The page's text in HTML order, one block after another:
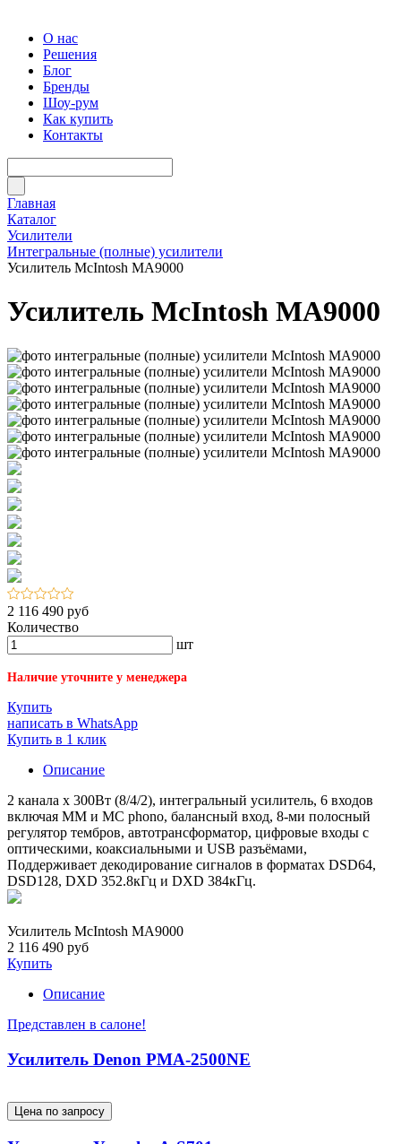
О нас
Решения
Блог
Бренды
Шоу-рум
Как купить
Контакты
Главная
Каталог
Усилители
Интегральные (полные) усилители
Усилитель McIntosh MA9000
Усилитель McIntosh MA9000
2 116 490 руб
Количество
шт
Наличие уточните у менеджера
Купить
написать в WhatsApp
Купить в 1 клик
Описание
2 канала x 300Вт (8/4/2), интегральный усилитель, 6 входов
включая MM и MC phono, балансный вход, 8-ми полосный
регулятор тембров, автотрансформатор, цифровые входы с
оптическими, коаксиальными и USB разъёмами,
Поддерживает декодирование сигналов в форматах DSD64,
DSD128, DXD 352.8кГц и DXD 384кГц.
Усилитель McIntosh MA9000
2 116 490 руб
Купить
Описание
Представлен в салоне!
Усилитель Denon PMA-2500NE
Цена по запросу